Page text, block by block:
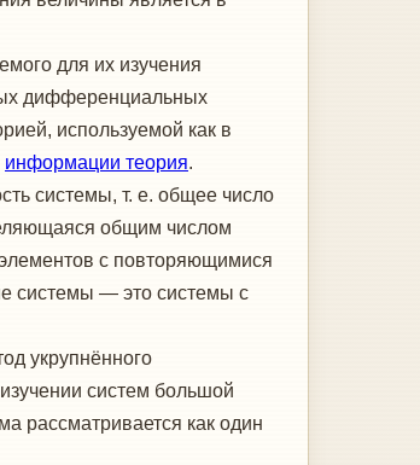
для их изучения
дифференциальных
используемой как в
информации теория.
системы, т. е. общее число
общим числом
с повторяющимися
системы — это системы с
укрупнённого
систем большой
рассматривается как один